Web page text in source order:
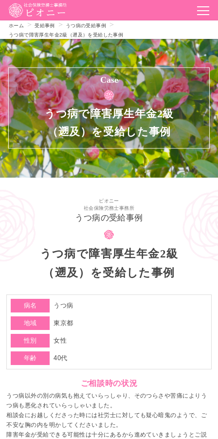
ホーム 受給事例
うつ病の受給事例
うつ病で障害厚生年金2級（遡及）を受給した事例
Case
うつ病で障害厚生年金2級
（遡及）を受給した事例
ピオニー
社会保険労務士事務所
うつ病の受給事例
うつ病で障害厚生年金2級
（遡及）を受給した事例
病名 うつ病
地域 東京都
性別 女性
年齢 40代
ご相談時の状況
うつ病以外の別の病気も抱えていらっしゃり、そのつらさや苦痛によりう
つ病も悪化されていらっしゃいました。
相談会にお越しくださった時には社労士に対しても疑心暗鬼のようで、ご
不安な胸の内を明かしてくださいました。
障害年金が受給できる可能性は十分にあるから進めていきましょうとご説